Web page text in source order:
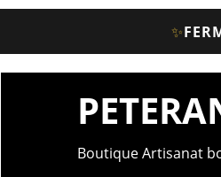
✨
Boutique Artisanat